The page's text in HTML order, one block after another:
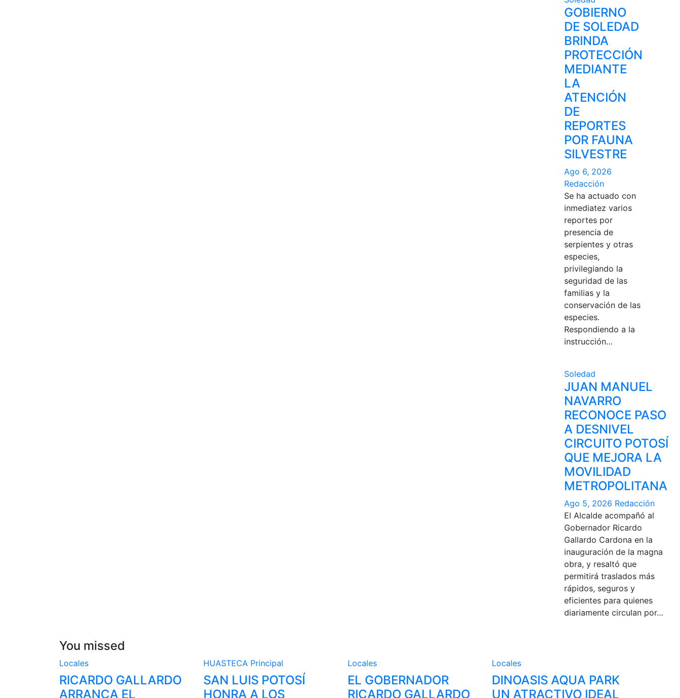
GOBIERNO
DE SOLEDAD
BRINDA
PROTECCIÓN
MEDIANTE
LA
ATENCIÓN
DE
REPORTES
POR FAUNA
SILVESTRE
Ago 6, 2026
Redacción
Se ha actuado con
inmediatez varios
reportes por
presencia de
serpientes y otras
especies,
privilegiando la
seguridad de las
familias y la
conservación de las
especies.
Respondiendo a la
instrucción…
Soledad
JUAN MANUEL
NAVARRO
RECONOCE PASO
A DESNIVEL
CIRCUITO POTOSÍ
QUE MEJORA LA
MOVILIDAD
METROPOLITANA
Ago 5, 2026 Redacción
El Alcalde acompañó al
Gobernador Ricardo
Gallardo Cardona en la
inauguración de la magna
obra, y resaltó que
permitirá traslados más
rápidos, seguros y
eficientes para quienes
diariamente circulan por…
You missed
Locales
RICARDO GALLARDO
ARRANCA EL
HUASTECA Principal
SAN LUIS POTOSÍ
HONRA A LOS
Locales
EL GOBERNADOR
RICARDO GALLARDO
Locales
DINOASIS AQUA PARK
UN ATRACTIVO IDEAL